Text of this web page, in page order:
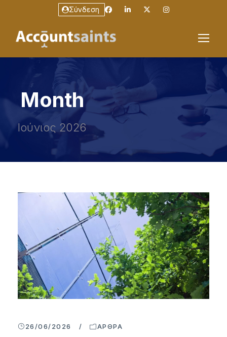
Σύνδεση
Month
Ιούνιος 2026
26/06/2026 / ΆΡΘΡΑ